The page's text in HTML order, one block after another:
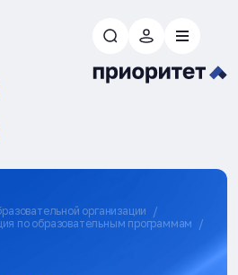
организации
по образовательным программам